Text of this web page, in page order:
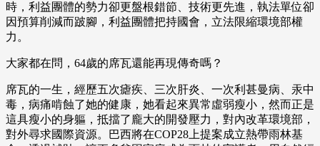
時，利益團體的勢力卻更盤根錯節、技術更先進，執法單位卻
因預算削減而跛腳，利益團體把持國會，立法限縮環境部權
力。
大家都在問，64歲的席瓦還能再現傳奇嗎？
席瓦的一生，經歷五次瘧疾、三次肝炎、一次利甚曼病、汞中
毒，病痛啃蝕了她的健康，她看起來異常虛弱瘦小，然而正是
這具瘦小的身軀，抵擋了龐大的開發壓力，對內改革環境部，
對外尋求國際資源。巴西將在COP28上提案成立熱帶雨林基